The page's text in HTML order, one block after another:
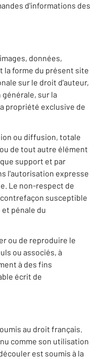
d'informations des
données,
la forme du présent site
sur le droit d'auteur,
sur la
propriété exclusive de
ou diffusion, totale
de tout autre élément
support et par
l'autorisation expresse
Le non-respect de
susceptible
pénale du
ou de reproduire le
ou associés, à
à des fins
écrit de
au droit français.
comme son utilisation
est soumis à la